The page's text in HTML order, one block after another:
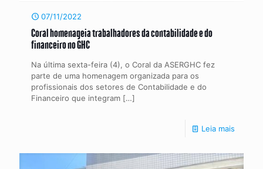
07/11/2022
Coral homenageia trabalhadores da contabilidade e do
financeiro no GHC
Na última sexta-feira (4), o Coral da ASERGHC fez
parte de uma homenagem organizada para os
profissionais dos setores de Contabilidade e do
Financeiro que integram […]
Leia mais